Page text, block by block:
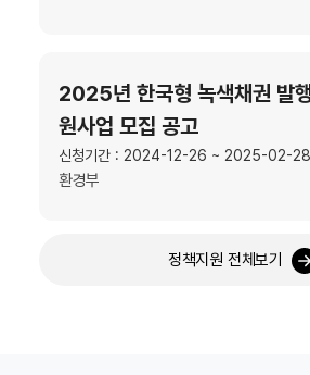
2025년 한국형 녹색채권 발
원사업 모집 공고
신청기간 : 2024-12-26 ~ 2025-02-28
환경부
정책지원 전체보기